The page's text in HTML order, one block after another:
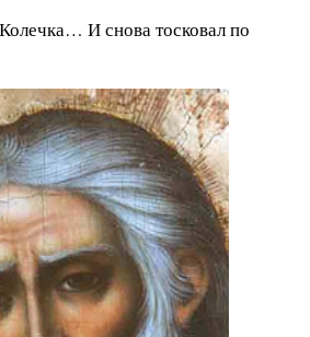
И снова тосковал по